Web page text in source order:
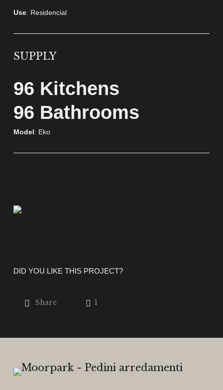
Use: Residencial
SUPPLY
96 Kitchens
96 Bathrooms
Model: Eko
DID YOU LIKE THIS PROJECT?
Share 1